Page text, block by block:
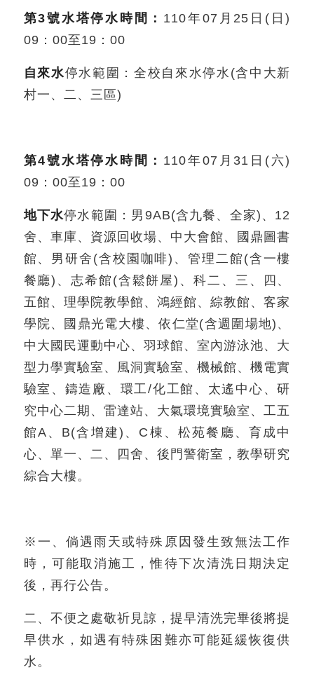
第3號水塔停水時間： 110年07月25日(日)
09：00至19：00
自來水停水範圍：全校自來水停水(含中大新
村一、二、三區)
第4號水塔停水時間： 110年07月31日(六)
09：00至19：00
地下水停水範圍：男9AB(含九餐、全家)、12
舍、車庫、資源回收場、中大會館、國鼎圖書
館、男研舍(含校園咖啡)、管理二館(含一樓
餐廳)、志希館(含鬆餅屋)、科二、三、四、
五館、理學院教學館、鴻經館、綜教館、客家
學院、國鼎光電大樓、依仁堂(含週圍場地)、
中大國民運動中心、羽球館、室內游泳池、大
型力學實驗室、風洞實驗室、機械館、機電實
驗室、鑄造廠、環工/化工館、太遙中心、研
究中心二期、雷達站、大氣環境實驗室、工五
館A、B(含增建)、C棟、松苑餐廳、育成中
心、單一、二、四舍、後門警衛室，教學研究
綜合大樓。
※一、倘遇雨天或特殊原因發生致無法工作
時，可能取消施工，惟待下次清洗日期決定
後，再行公告。
二、不便之處敬祈見諒，提早清洗完畢後將提
早供水，如遇有特殊困難亦可能延緩恢復供
水。